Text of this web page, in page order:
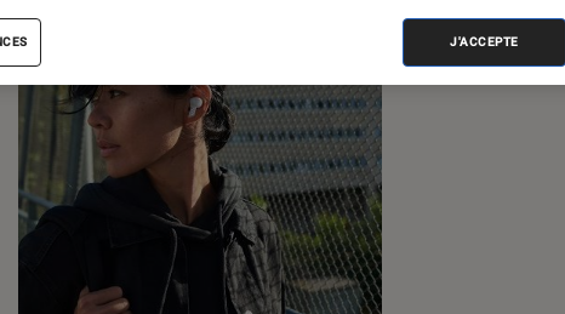
J'ACCEPTE